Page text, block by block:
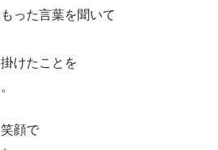
った言葉を聞いて
けたことを
顔で